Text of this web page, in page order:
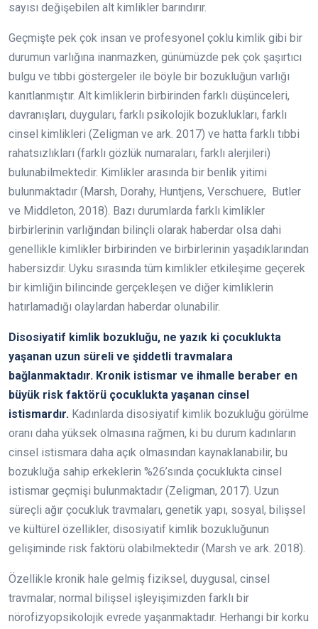
sayısı değişebilen alt kimlikler barındırır.
Geçmişte pek çok insan ve profesyonel çoklu kimlik gibi bir
durumun varlığına inanmazken, günümüzde pek çok şaşırtıcı
bulgu ve tıbbi göstergeler ile böyle bir bozukluğun varlığı
kanıtlanmıştır. Alt kimliklerin birbirinden farklı düşünceleri,
davranışları, duyguları, farklı psikolojik bozuklukları, farklı
cinsel kimlikleri (Zeligman ve ark. 2017) ve hatta farklı tıbbi
rahatsızlıkları (farklı gözlük numaraları, farklı alerjileri)
bulunabilmektedir. Kimlikler arasında bir benlik yitimi
bulunmaktadır (Marsh, Dorahy, Huntjens, Verschuere, Butler
ve Middleton, 2018). Bazı durumlarda farklı kimlikler
birbirlerinin varlığından bilinçli olarak haberdar olsa dahi
genellikle kimlikler birbirinden ve birbirlerinin yaşadıklarından
habersizdir. Uyku sırasında tüm kimlikler etkileşime geçerek
bir kimliğin bilincinde gerçekleşen ve diğer kimliklerin
hatırlamadığı olaylardan haberdar olunabilir.
Disosiyatif kimlik bozukluğu, ne yazık ki çocuklukta
yaşanan uzun süreli ve şiddetli travmalara
bağlanmaktadır. Kronik istismar ve ihmalle beraber en
büyük risk faktörü çocuklukta yaşanan cinsel
istismardır. Kadınlarda disosiyatif kimlik bozukluğu görülme
oranı daha yüksek olmasına rağmen, ki bu durum kadınların
cinsel istismara daha açık olmasından kaynaklanabilir, bu
bozukluğa sahip erkeklerin %26’sında çocuklukta cinsel
istismar geçmişi bulunmaktadır (Zeligman, 2017). Uzun
süreçli ağır çocukluk travmaları, genetik yapı, sosyal, bilişsel
ve kültürel özellikler, disosiyatif kimlik bozukluğunun
gelişiminde risk faktörü olabilmektedir (Marsh ve ark. 2018).
Özellikle kronik hale gelmiş fiziksel, duygusal, cinsel
travmalar; normal bilişsel işleyişimizden farklı bir
nörofizyopsikolojik evrede yaşanmaktadır. Herhangi bir korku